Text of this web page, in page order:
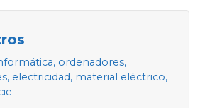
ordenadores,
electricidad, material eléctrico,